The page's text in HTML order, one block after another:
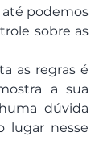
até podemos
sobre as
as regras é
a sua
dúvida
lugar nesse